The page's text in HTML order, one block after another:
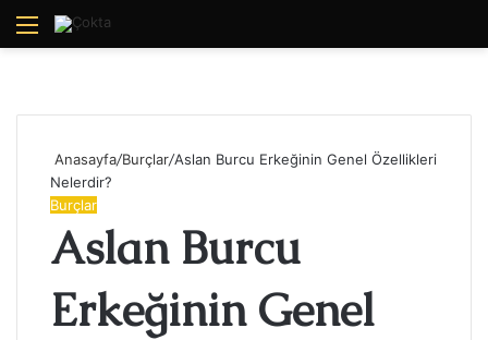
Menü
Anasayfa/Burçlar/Aslan Burcu Erkeğinin Genel Özellikleri
Nelerdir?
Burçlar
Aslan Burcu
Erkeğinin Genel